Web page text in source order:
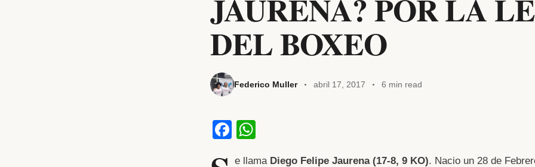
JAURENA? POR LA
DEL BOXEO
Federico Muller abril 17, 2017 6 min read
F
e llama Diego Felipe Jaurena (17-8, 9 KO). Nacio un 28 de